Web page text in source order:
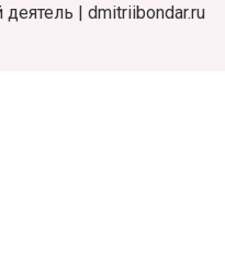
| dmitriibondar.ru